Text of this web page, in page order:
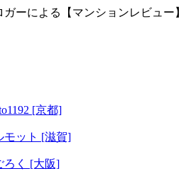
ーによる【マンションレビュー】
[京都]
モット [滋賀]
ろく [大阪]